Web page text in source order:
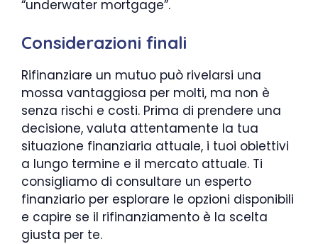
“underwater mortgage”.
Considerazioni finali
Rifinanziare un mutuo può rivelarsi una
mossa vantaggiosa per molti, ma non è
senza rischi e costi. Prima di prendere una
decisione, valuta attentamente la tua
situazione finanziaria attuale, i tuoi obiettivi
a lungo termine e il mercato attuale. Ti
consigliamo di consultare un esperto
finanziario per esplorare le opzioni disponibili
e capire se il rifinanziamento è la scelta
giusta per te.